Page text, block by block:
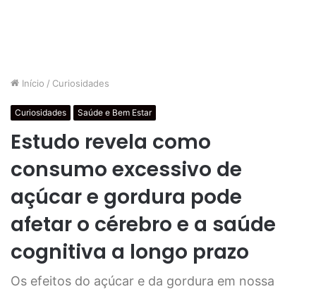
Início / Curiosidades
Curiosidades Saúde e Bem Estar
Estudo revela como
consumo excessivo de
açúcar e gordura pode
afetar o cérebro e a saúde
cognitiva a longo prazo
Os efeitos do açúcar e da gordura em nossa